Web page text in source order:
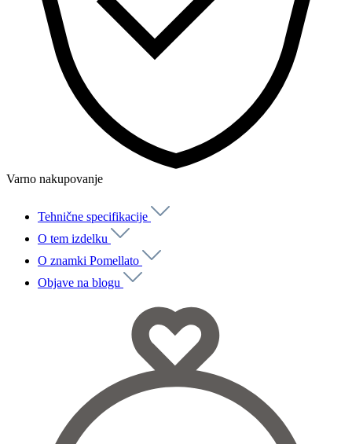
Varno nakupovanje
Tehnične specifikacije
O tem izdelku
O znamki Pomellato
Objave na blogu